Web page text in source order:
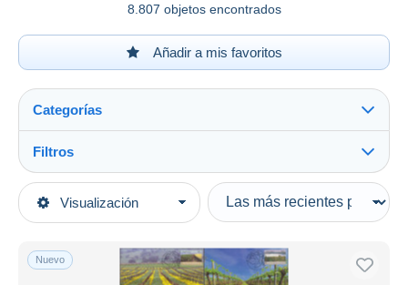
8.807 objetos encontrados
Añadir a mis favoritos
Visualización
Categorías
Categorías principales
Temas
Filtros
Tipo de venta
Activas
Precios fijos
Subasta con ofertas
Nuevo